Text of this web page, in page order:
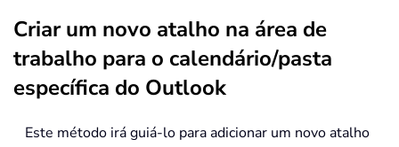
Criar um novo atalho na área de
trabalho para o calendário/pasta
específica do Outlook
Este método irá guiá-lo para adicionar um novo atalho